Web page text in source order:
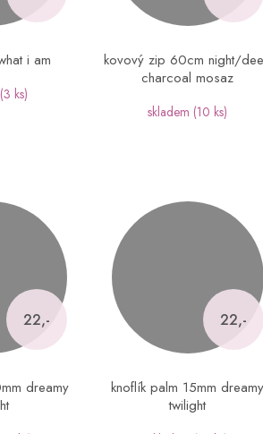
i am
(3 ks)
kovový zip 60cm night/
charcoal mosaz
skladem (10 ks)
22,-
dreamy
22,-
knoflík palm 15mm dreamy
twilight